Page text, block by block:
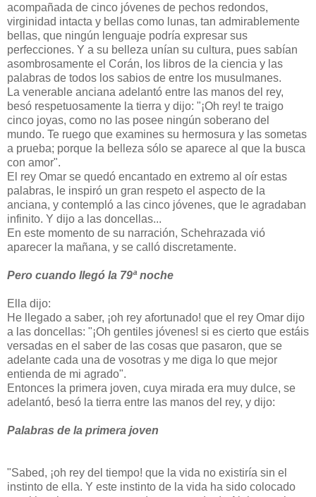
acompañada de cinco jóvenes de pechos redondos,
virginidad intacta y bellas como lunas, tan admirablemente
bellas, que ningún lenguaje podría expresar sus
perfecciones. Y a su belleza unían su cultura, pues sabían
asombrosamente el Corán, los libros de la ciencia y las
palabras de todos los sabios de entre los musulmanes.
La venerable anciana adelantó entre las manos del rey,
besó respetuosamente la tierra y dijo: "¡Oh rey! te traigo
cinco joyas, como no las posee ningún soberano del
mundo. Te ruego que examines su hermosura y las sometas
a prueba; porque la belleza sólo se aparece al que la busca
con amor".
El rey Omar se quedó encantado en extremo al oír estas
palabras, le inspiró un gran respeto el aspecto de la
anciana, y contempló a las cinco jóvenes, que le agradaban
infinito. Y dijo a las doncellas...
En este momento de su narración, Schehrazada vió
aparecer la mañana, y se calló discretamente.
Pero cuando llegó la 79ª noche
Ella dijo:
He llegado a saber, ¡oh rey afortunado! que el rey Omar dijo
a las doncellas: "¡Oh gentiles jóvenes! si es cierto que estáis
versadas en el saber de las cosas que pasaron, que se
adelante cada una de vosotras y me diga lo que mejor
entienda de mi agrado".
Entonces la primera joven, cuya mirada era muy dulce, se
adelantó, besó la tierra entre las manos del rey, y dijo:
Palabras de la primera joven
"Sabed, ¡oh rey del tiempo! que la vida no existiría sin el
instinto de ella. Y este instinto de la vida ha sido colocado